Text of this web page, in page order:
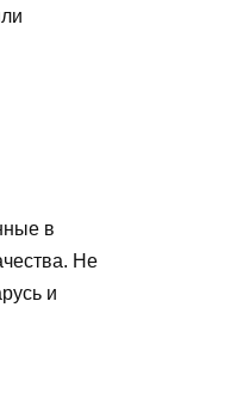
в
Не
и